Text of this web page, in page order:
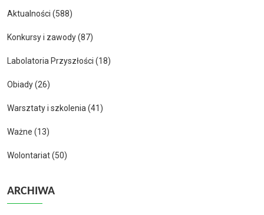
Aktualności (588)
Konkursy i zawody(87)
Labolatoria Przyszłości (18)
Obiady(26)
Warsztaty i szkolenia (41)
Ważne (13)
Wolontariat(50)
ARCHIWA